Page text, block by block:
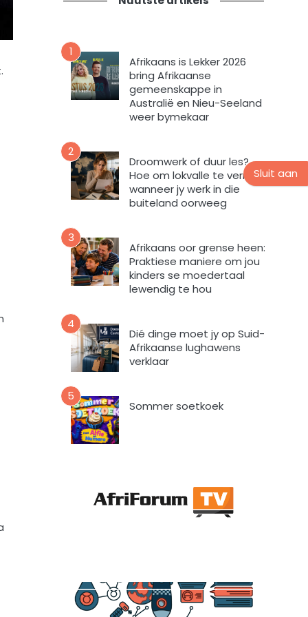
t
n
u
u
s
b
e
f
v
o
r
m
i
e
v
u
e
m
e
k
a
a
r
t
o
e
i
n
d
a
m
1
Afrikaans is Lekker 2026
bring Afrikaanse
gemeenskappe in
Australië en Nieu-Seeland
weer bymekaar
2
Droomwerk of duur les?
Hoe om lokvalle te vermy
wanneer jy werk in die
buiteland oorweeg
3
Afrikaans oor grense heen:
Praktiese maniere om jou
kinders se moedertaal
lewendig te hou
4
Dié dinge moet jy op Suid-
Afrikaanse lughawens
verklaar
5
Sommer soetkoek
Sluit aan